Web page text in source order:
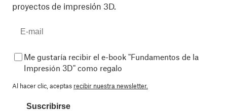
proyectos de impresión 3D.
Me gustaría recibir el e-book "Fundamentos de la
Impresión 3D" como regalo
Al hacer clic, aceptas recibir nuestra newsletter.
Suscribirse